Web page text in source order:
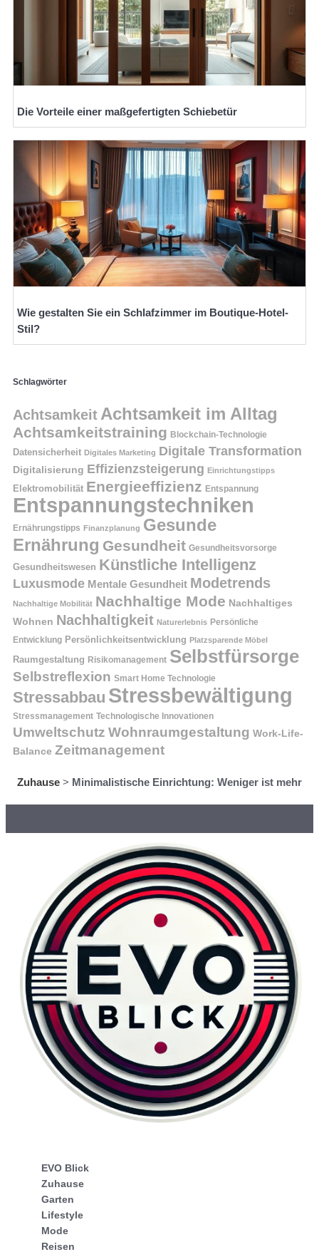
Die Vorteile einer maßgefertigten Schiebetür
Wie gestalten Sie ein Schlafzimmer im Boutique-Hotel-
Stil?
Schlagwörter
Achtsamkeit Achtsamkeit im Alltag
Achtsamkeitstraining Blockchain-Technologie
Datensicherheit Digitales Marketing Digitale Transformation
Digitalisierung Effizienzsteigerung Einrichtungstipps
Elektromobilität Energieeffizienz Entspannung
Entspannungstechniken
Ernährungstipps Finanzplanung Gesunde
Ernährung Gesundheit Gesundheitsvorsorge
Gesundheitswesen Künstliche Intelligenz
Luxusmode Mentale Gesundheit Modetrends
Nachhaltige Mobilität Nachhaltige Mode Nachhaltiges
Wohnen Nachhaltigkeit Naturerlebnis Persönliche
Entwicklung Persönlichkeitsentwicklung Platzsparende Möbel
Raumgestaltung Risikomanagement Selbstfürsorge
Selbstreflexion Smart Home Technologie
Stressabbau Stressbewältigung
Stressmanagement Technologische Innovationen
Umweltschutz Wohnraumgestaltung Work-Life-
Balance Zeitmanagement
Zuhause > Minimalistische Einrichtung: Weniger ist mehr
EVO Blick
Zuhause
Garten
Lifestyle
Mode
Reisen